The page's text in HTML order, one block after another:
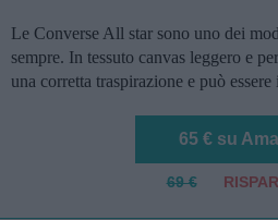
Le Converse All star sono uno dei
sempre. In tessuto canvas leggero e
una corretta traspirazione e può
65 € su
69 €